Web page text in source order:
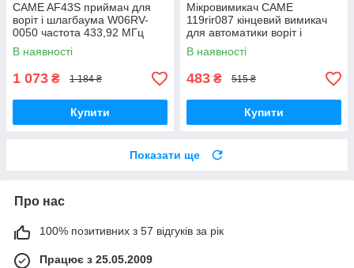
CAME AF43S приймач для
воріт і шлагбаума W06RV-
0050 частота 433,92 МГц
В наявності
1 073 ₴ 1 184 ₴
Купити
Мікровимикач CAME
119rir087 кінцевий вимикач
для автоматики воріт і
шлагбауму
В наявності
483 ₴ 515 ₴
Купити
Показати ще
Про нас
100% позитивних з 57 відгуків за рік
Працює з 25.05.2009